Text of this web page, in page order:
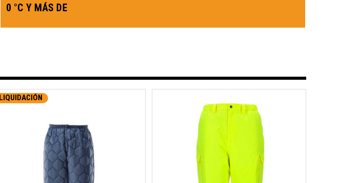
0 °C Y MÁS DE
LIQUIDACIÓN